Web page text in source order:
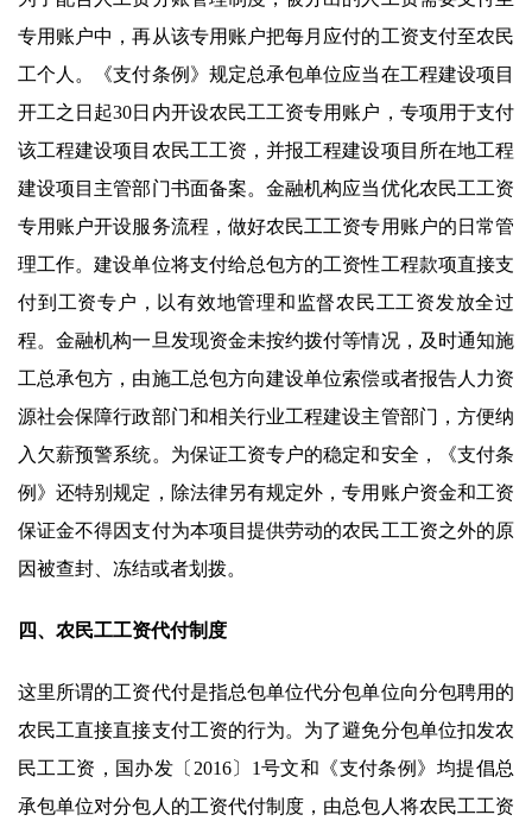
专用账户中，再从该专用账户把每月应付的工资支付至农民
工个人。《支付条例》规定总承包单位应当在工程建设项目
开工之日起30日内开设农民工工资专用账户，专项用于支付
该工程建设项目农民工工资，并报工程建设项目所在地工程
建设项目主管部门书面备案。金融机构应当优化农民工工资
专用账户开设服务流程，做好农民工工资专用账户的日常管
理工作。建设单位将支付给总包方的工资性工程款项直接支
付到工资专户，以有效地管理和监督农民工工资发放全过
程。金融机构一旦发现资金未按约拨付等情况，及时通知施
工总承包方，由施工总包方向建设单位索偿或者报告人力资
源社会保障行政部门和相关行业工程建设主管部门，方便纳
入欠薪预警系统。为保证工资专户的稳定和安全，《支付条
例》还特别规定，除法律另有规定外，专用账户资金和工资
保证金不得因支付为本项目提供劳动的农民工工资之外的原
因被查封、冻结或者划拨。
四、农民工工资代付制度
这里所谓的工资代付是指总包单位代分包单位向分包聘用的
农民工直接直接支付工资的行为。为了避免分包单位扣发农
民工工资，国办发〔2016〕1号文和《支付条例》均提倡总
承包单位对分包人的工资代付制度，由总包人将农民工工资